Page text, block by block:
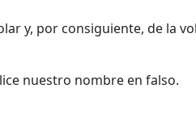
y, por consiguiente, de la
nuestro nombre en falso.